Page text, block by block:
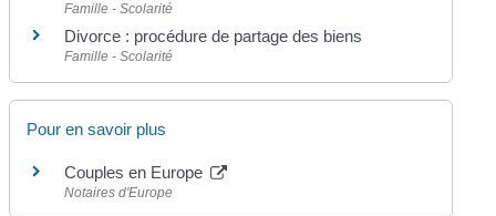
Famille - Scolarité
Divorce : procédure de partage des biens
Famille - Scolarité
Pour en savoir plus
Couples en Europe
Notaires d'Europe